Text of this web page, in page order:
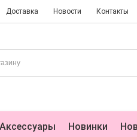
Доставка Новости Контакты
Аксессуары Новинки